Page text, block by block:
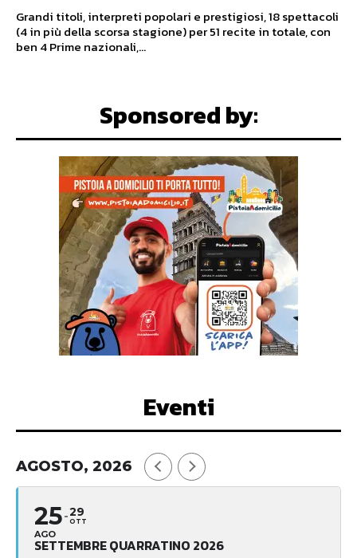
Grandi titoli, interpreti popolari e prestigiosi, 18 spettacoli
(4 in più della scorsa stagione) per 51 recite in totale, con
ben 4 Prime nazionali,...
Sponsored by:
Eventi
AGOSTO, 2026
25
AGO
29
OTT
SETTEMBRE QUARRATINO 2026